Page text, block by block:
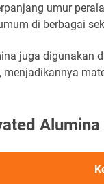
umur
di berbagai
juga digunakan
Alumina